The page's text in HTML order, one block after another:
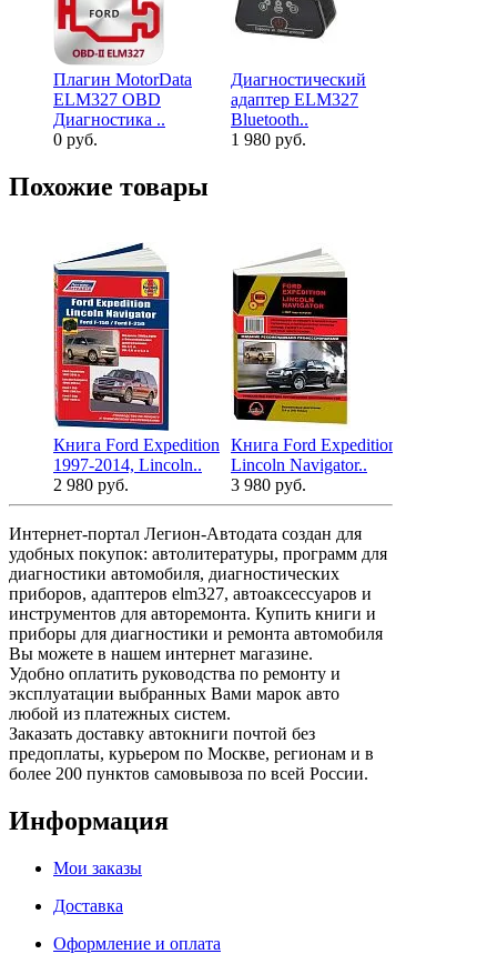
Плагин MotorData
ELM327 OBD
Диагностика ..
0 руб.
Диагностический
адаптер ELM327
Bluetooth..
1 980 руб.
Похожие товары
Книга Ford Expedition
1997-2014, Lincoln..
2 980 руб.
Книга Ford Expedition,
Lincoln Navigator..
3 980 руб.
Интернет-портал Легион-Автодата создан для
удобных покупок: автолитературы, программ для
диагностики автомобиля, диагностических
приборов, адаптеров elm327, автоаксессуаров и
инструментов для авторемонта. Купить книги и
приборы для диагностики и ремонта автомобиля
Вы можете в нашем интернет магазине.
Удобно оплатить руководства по ремонту и
эксплуатации выбранных Вами марок авто
любой из платежных систем.
Заказать доставку автокниги почтой без
предоплаты, курьером по Москве, регионам и в
более 200 пунктов самовывоза по всей России.
Информация
Мои заказы
Доставка
Оформление и оплата